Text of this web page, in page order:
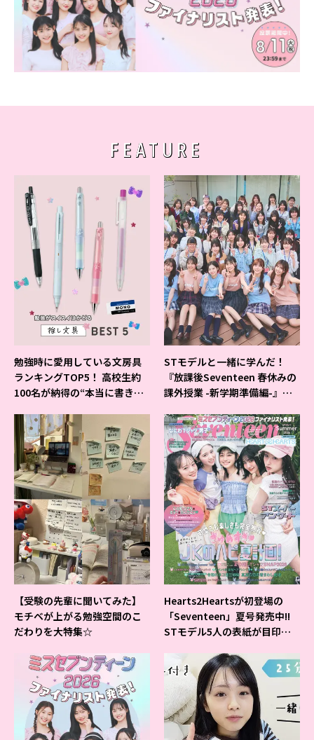
FEATURE
勉強時に愛用している文房具
ランキングTOP5！ 高校生約
100名が納得の“本当に書きや
STモデルと一緒に学んだ！
『放課後Seventeen 春休みの
課外授業 -新学期準備編-』イ
【受験の先輩に聞いてみた】
モチベが上がる勉強空間のこ
だわりを大特集☆
Hearts2Heartsが初登場の
「Seventeen」夏号発売中!!
STモデル5人の表紙が目印だ